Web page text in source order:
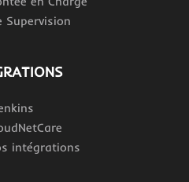
Supervision
intégrations